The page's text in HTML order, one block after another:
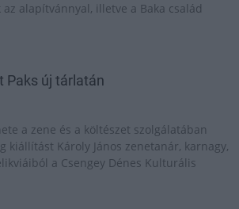
alapítvánnyal, illetve a Baka család
Paks új tárlatán
a zene és a költészet szolgálatában
kiállítást Károly János zenetanár, karnagy,
a Csengey Dénes Kulturális